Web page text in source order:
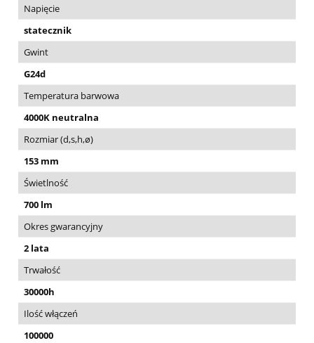
Napięcie
statecznik
Gwint
G24d
Temperatura barwowa
4000K neutralna
Rozmiar (d,s,h,ø)
153 mm
Świetlność
700 lm
Okres gwarancyjny
2 lata
Trwałość
30000h
Ilość włączeń
100000